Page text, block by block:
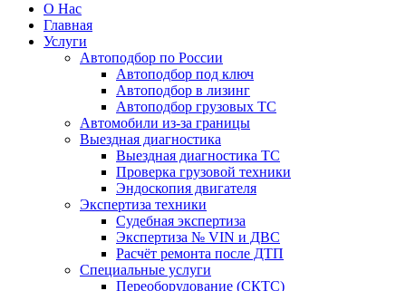
О Нас
Главная
Услуги
Автоподбор по России
Автоподбор под ключ
Автоподбор в лизинг
Автоподбор грузовых ТС
Автомобили из-за границы
Выездная диагностика
Выездная диагностика ТС
Проверка грузовой техники
Эндоскопия двигателя
Экспертиза техники
Судебная экспертиза
Экспертиза № VIN и ДВС
Расчёт ремонта после ДТП
Специальные услуги
Переоборудование (СКТС)